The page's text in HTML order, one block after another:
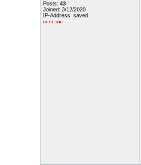
Posts: 43
Joined: 3/12/2020
IP-Address: saved